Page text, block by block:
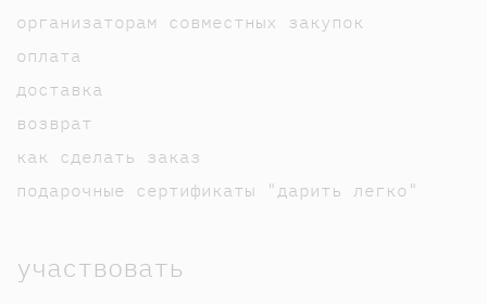
организаторам совместных закупок
оплата
доставка
возврат
как сделать заказ
подарочные сертификаты "дарить легко"
участвовать